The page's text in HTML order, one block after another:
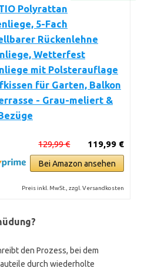
Polyrattan
5-Fach
Rückenlehne
Wetterfest
mit Polsterauflage
für Garten, Balkon
- Grau-meliert &
119,99 €
129,99 €
Bei Amazon ansehen
Preis inkl. MwSt., zzgl. Versandkosten
den Prozess, bei dem
durch wiederholte